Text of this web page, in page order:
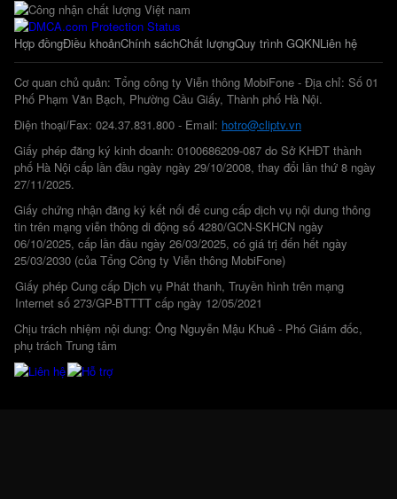
Hợp đồngĐiều khoảnChính sáchChất lượngQuy trình GQKNLiên hệ
Cơ quan chủ quản: Tổng công ty Viễn thông MobiFone - Địa chỉ: Số 01
Phố Phạm Văn Bạch, Phường Cầu Giấy, Thành phố Hà Nội.
Điện thoại/Fax: 024.37.831.800 - Email: hotro@cliptv.vn
Giấy phép đăng ký kinh doanh: 0100686209-087 do Sở KHĐT thành
phố Hà Nội cấp lần đầu ngày ngày 29/10/2008, thay đổi lần thứ 8 ngày
27/11/2025.
Giấy chứng nhận đăng ký kết nối để cung cấp dịch vụ nội dung thông
tin trên mạng viễn thông di động số 4280/GCN-SKHCN ngày
06/10/2025, cấp lần đầu ngày 26/03/2025, có giá trị đến hết ngày
25/03/2030 (của Tổng Công ty Viễn thông MobiFone)
Giấy phép Cung cấp Dịch vụ Phát thanh, Truyền hình trên mạng
Internet số 273/GP-BTTTT cấp ngày 12/05/2021
Chịu trách nhiệm nội dung: Ông Nguyễn Mậu Khuê - Phó Giám đốc,
phụ trách Trung tâm